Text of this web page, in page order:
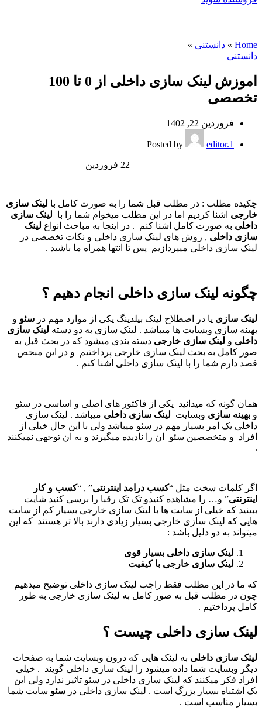
Home
» دانستنی »
دانستنی
اموزش لینک سازی داخلی از 0 تا 100
تخصصی
فروردین 22, 1402
Posted by editor.1
22 فروردین
چکیده مطلب : در مطلب قبل شما را به صورت کامل با لینک سازی
خارجی اشنا کردیم اما در این مطلب میخوام شما را با لینک سازی
داخلی به صورت کامل اشنا کنم . در اینجا به مباحث انواع لینک
سازی داخلی , روش های لینک سازی داخلی و نکات تخصصی در
لینک سازی داخلی میپردازیم پس تا انتها همراه ما باشید .
چگونه لینک سازی داخلی انجام دهیم ؟
لینک سازی یا در اصطلاح لینک بیلدینگ یکی از موارد مهم در سئو و
بهینه سازی وبسایت ها میباشد . لینک سازی به دو دسته لینک سازی
داخلی و لینک سازی خارجی دسته بندی میشود که در بحث قبل به
صور کامل به بحث لینک سازی خارجی پرداختیم و در این مبحص
قصد دارم شما را با لینک سازی داخلی اشنا کنم .
همان گونه که میدانید یکی از فاکتور های اصلی و اساسی در سئو
و بهینه سازی وبسایت لینک سازی داخلی میباشد . لینک سازی
داخلی یک امر بسیار مهم در سئو میباشد ولی با این حال خیلی از
افراد و متخصصین سئو ان را نادیده میگیرند و به ان توجهی نمیکنند
.
اگر کلمات سخت مثل “کسب درامد اینترنتی” , “کسب و کار
اینترنتی” و… را مشاهده کنیدو تک تک رقبا را برسی کنید شایت
ببینید که خیلی از سایت ها با لینک سازی خارجی بسیار کم از سایت
هایی که لینک سازی خارجی بسیار زیادی دارند بالا تر هستند که این
میتواند به دو دلیل باشد :
لینک سازی داخلی بسیار قوی
لینک سازی خارجی با کیفیت
که ما در این مطلب فقط راجب لینک سازی داخلی توضیح میدهیم
چون در مطلب قبل به صور کامل به لینک سازی خارجی به طور
کامل پرداختیم .
لینک سازی داخلی چیست ؟
لینک سازی داخلی به لینک هایی که درون وبسایت شما به صفحات
دیگر وبسایت شما داده میشود را لینک سازی داخلی گویند . خیلی
افراد فکر میکنند که لینک سازی داخلی در سئو تاثیر ندارد ولی این
یک اشتباه بسیار بزرگ است . لینک سازی داخلی در سئو سایت شما
بسیار مناسب است .